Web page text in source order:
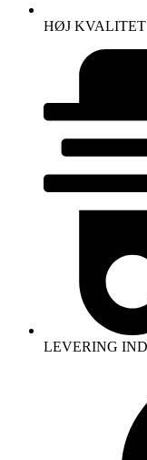
HØJ KVALITET
LEVERING